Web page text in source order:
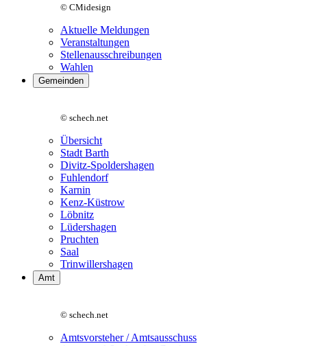
© CMidesign
Aktuelle Meldungen
Veranstaltungen
Stellenausschreibungen
Wahlen
Gemeinden
© schech.net
Übersicht
Stadt Barth
Divitz-Spoldershagen
Fuhlendorf
Karnin
Kenz-Küstrow
Löbnitz
Lüdershagen
Pruchten
Saal
Trinwillershagen
Amt
© schech.net
Amtsvorsteher / Amtsausschuss